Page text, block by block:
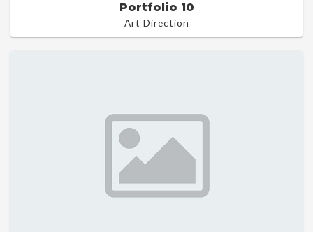
Portfolio 10
Art Direction